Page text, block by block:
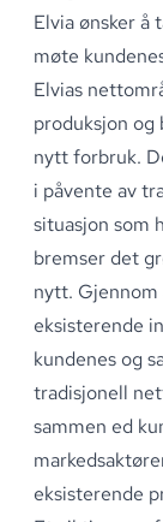
Elvia ønsker å
møte
Elvias
produksjon
nytt forbruk.
i påvente av
situasjon som
bremser det
nytt.
eksisterende
kundenes og
tradisjonell
sammen ed
eksisterende